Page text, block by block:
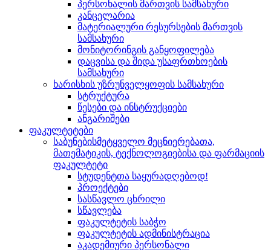
პერსონალის მართვის სამსახური
კანცელარია
მატერიალური რესურსების მართვის
სამსახური
მონიტორინგის განყოფილება
დაცვისა და შიდა უსაფრთხოების
სამსახური
ხარისხის უზრუნველყოფის სამსახური
სტრუქტურა
წესები და ინსტრუქციები
ანგარიშები
ფაკულტეტები
საბუნებისმეტყველო მეცნიერებათა,
მათემატიკის, ტექნოლოგიებისა და ფარმაციის
ფაკულტეტი
სტუდენტთა საყურადღებოდ!
პროექტები
სასწავლო ცხრილი
სწავლება
ფაკულტეტის საბჭო
ფაკულტეტის ადმინისტრაცია
აკადემიური პერსონალი